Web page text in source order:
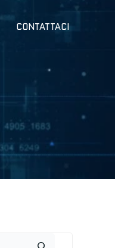
CONTATTACI